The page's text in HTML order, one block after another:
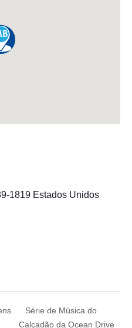
1819 Estados Unidos
Série de Música do
Calçadão da Ocean Drive